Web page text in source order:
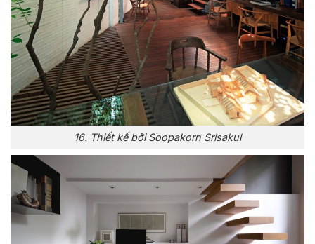
16. Thiết kế bởi Soopakorn Srisakul